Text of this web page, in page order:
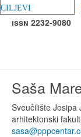
CILJEVI
ISSN 2232-9080
Saša
Sveučilište Josipa
arhitektonski